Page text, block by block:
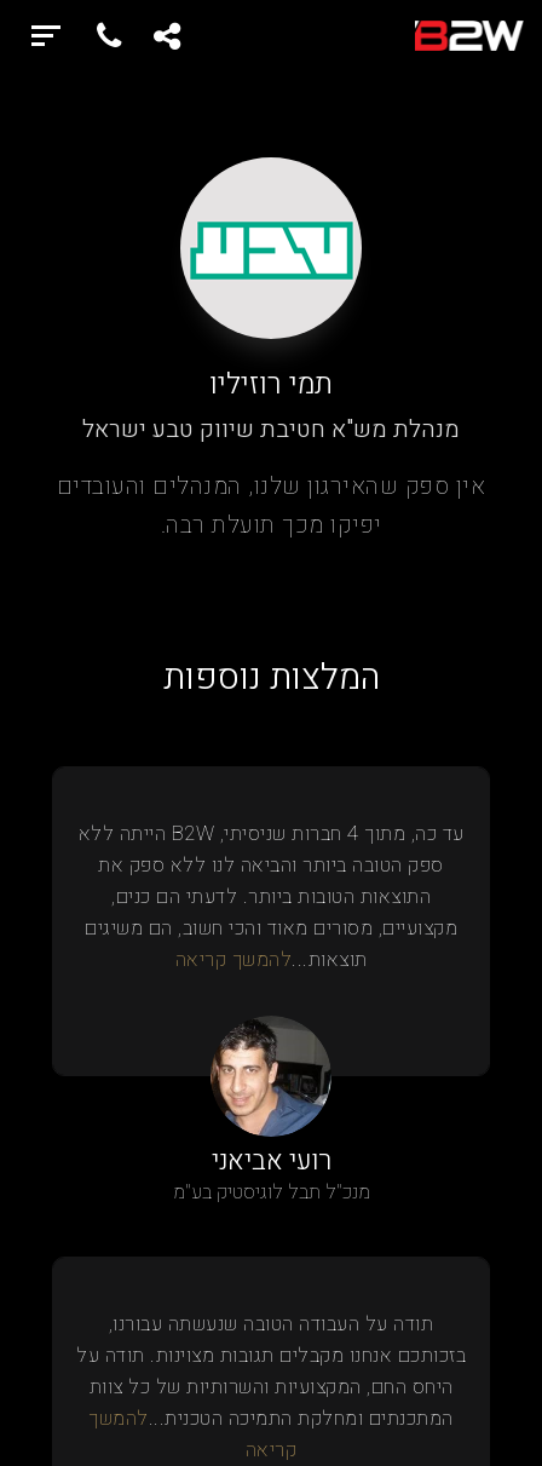
תמי רוזיליו
מנהלת מש"א חטיבת שיווק טבע ישראל
אין ספק שהאירגון שלנו, המנהלים והעובדים
יפיקו מכך תועלת רבה.
המלצות נוספות
עד כה, מתוך 4 חברות שניסיתי, B2W הייתה ללא
ספק הטובה ביותר והביאה לנו ללא ספק את
התוצאות הטובות ביותר. לדעתי הם כנים,
מקצועיים, מסורים מאוד והכי חשוב, הם משיגים
תוצאות...להמשך קריאה
רועי אביאני
מנכ"ל תבל לוגיסטיק בע"מ
תודה על העבודה הטובה שנעשתה עבורנו,
בזכותכם אנחנו מקבלים תגובות מצוינות. תודה על
היחס החם, המקצועיות והשרותיות של כל צוות
המתכנתים ומחלקת התמיכה הטכנית...להמשך
קריאה